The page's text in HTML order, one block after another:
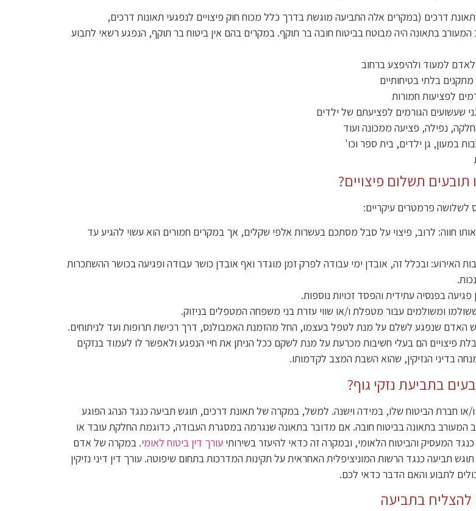
דרכים (במקרים אלה התביעה מוגשת בדרך כלל מכוח חוק פיצויים לנפגעי תאונות דרכים,
שהרכב המעורב בתאונה היה מבוטח בביטוח חובה בר תוקף. במקרים בהם אין ביטוח בר תוקף, הנפגע רשאי לתבוע
למעוד ולהיפצע ברחוב
בלתי בטיחותיים
לפציעות חמורות
שעשועים הגורמים לפציעתם של ילדים
נפילה, פציעה ממכונה ועוד
במעון, גן ילדים, בית ספר וכו'
תובעים תשלום פיצויים?
לשלושה פרמטרים עיקריים:
חווה: לרוב, פיצוי על סבל מסתכם בעשרות אלפי שקלים, אך במקרים חמורים הוא עשוי להגיע עד
האירוע: ובכלל זה, אובדן ימי עבודה לפרק זמן מוגדר ואף אובדן כושר עבודה ופגיעה בכושר ההשתכרות
פגיעה בפנסיה עתידית והפסד זכויות נוספות.
ומשולמים עבור מטפלת ו/או שווי עזרת בני משפחה המטפלים בניזוק.
האדם שנפגע לשלם על מנת לטפל בעצמו, החל מהזמנת האמבולנס, דרך רכישת תרופות ועד לניתוחים.
פיצויים הם בעלי חשיבות מכרעת על מנת לשקם ככל הניתן את חיי הנפגע ולאפשר לו לעמוד בנזקים
בדיני הנזיקין, שהוא השבת המצב לקדמותו.
בתביעת נזקי גוף?
או חברת הביטוח שלו, במידה וישנה. למשל, במקרה של תאונת דרכים, תוגש תביעה כנגד הנהג הפוגע
המעורב בתאונה בביטוח חובה. אם מדובר בתאונה שנגרמה במסגרת העבודה, כדוגמת החלקת עובד או
המעסיק והביטוח הלאומי, ובמקרה זה כדאי להיעזר בשירותי עורך דין ביטוח לאומי. במקרה של אדם
תביעה כנגד הרשות המוניציפלית האחראית על תקינות המדרכות בתחום שיפוטה. עורך דין דיני נזיקין
לתבוע והאם הדבר כדאי לכם.
להצליח בתביעה